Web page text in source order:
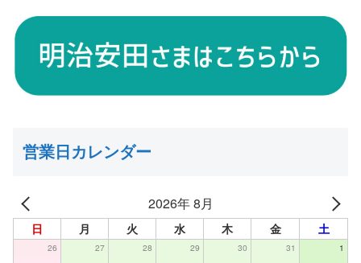
営業日カレンダー
2026年 8月
日 月 火 水 木 金 土
26 27 28 29 30 31 1